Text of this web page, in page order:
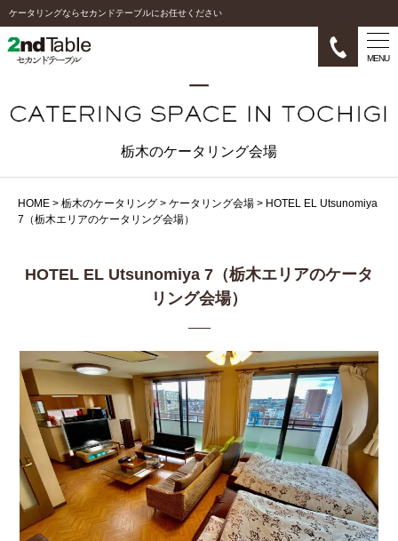
ケータリングならセカンドテーブルにお任せください
MENU
栃木のケータリング会場
HOME > 栃木のケータリング > ケータリング会場 > HOTEL EL Utsunomiya
7（栃木エリアのケータリング会場）
HOTEL EL Utsunomiya 7（栃木エリアのケータ
リング会場）